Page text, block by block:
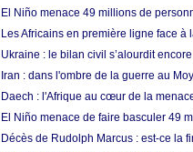
El Niño menace 49 millions de
Les Africains en première ligne face à
Ukraine : le bilan civil s’alourdit
Iran : dans l'ombre de la guerre au
Daech : l'Afrique au cœur de la
El Niño menace de faire basculer 49
Décès de Rudolph Marcus : est-ce la